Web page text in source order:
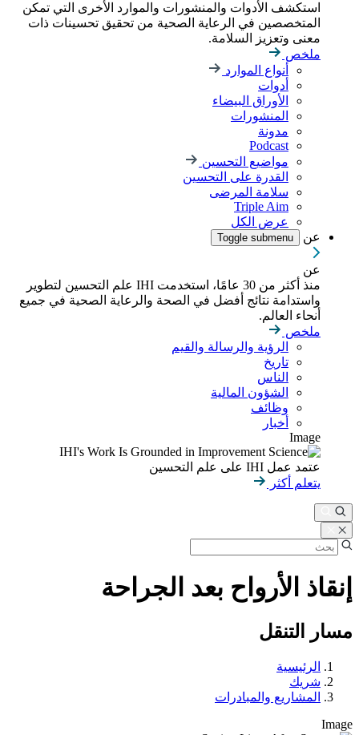
استكشف الأدوات والمنشورات والموارد الأخرى التي تمكن
المتخصصين في الرعاية الصحية من تحقيق تحسينات ذات
معنى وتعزيز السلامة.
ملخص
أنواع الموارد
أدوات
الأوراق البيضاء
المنشورات
مدونة
Podcast
مواضيع التحسين
القدرة على التحسين
سلامة المرضى
Triple Aim
عرض الكل
عن
Toggle submenu
عن
منذ أكثر من 30 عامًا، استخدمت IHI علم التحسين لتطوير
واستدامة نتائج أفضل في الصحة والرعاية الصحية في جميع
أنحاء العالم.
ملخص
الرؤية والرسالة والقيم
تاريخ
الناس
الشؤون المالية
وظائف
أخبار
Image
عتمد عمل IHI على علم التحسين
يتعلم أكثر
إنقاذ الأرواح بعد الجراحة
مسار التنقل
الرئيسية
شريك
المشاريع والمبادرات
Image